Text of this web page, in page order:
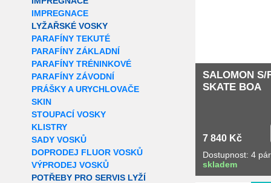
IMPREGNACE
LYŽAŘSKÉ VOSKY
PARAFÍNY TEKUTÉ
PARAFÍNY ZÁKLADNÍ
PARAFÍNY TRÉNINKOVÉ
PARAFÍNY ZÁVODNÍ
PRÁŠKY A URYCHLOVAČE
SKIN
STOUPACÍ VOSKY
KLISTRY
SADY VOSKŮ
DOPRODEJ FLUOR VOSKŮ
VÝPRODEJ VOSKŮ
POTŘEBY PRO SERVIS LYŽÍ
SALOMON S/
SKATE BOA
7 840 Kč
Dostupnost: 4
skladem